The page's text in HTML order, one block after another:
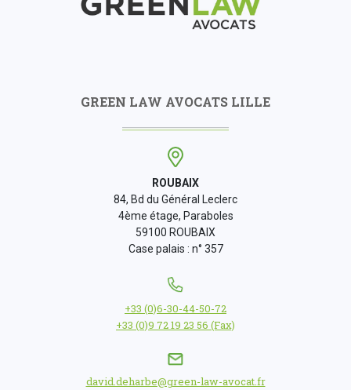
GREEN LAW AVOCATS LILLE
ROUBAIX
84, Bd du Général Leclerc
4ème étage, Paraboles
59100 ROUBAIX
Case palais : n° 357
+33 (0)6-30-44-50-72
+33 (0)9 72 19 23 56 (Fax)
david.deharbe@green-law-avocat.fr